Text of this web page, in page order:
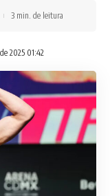
2025 01:42
3 min. de leitura